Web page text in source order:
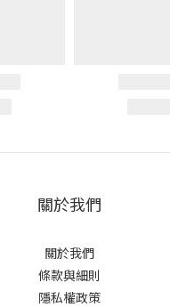
關於我們
關於我們
條款與細則
隱私權政策